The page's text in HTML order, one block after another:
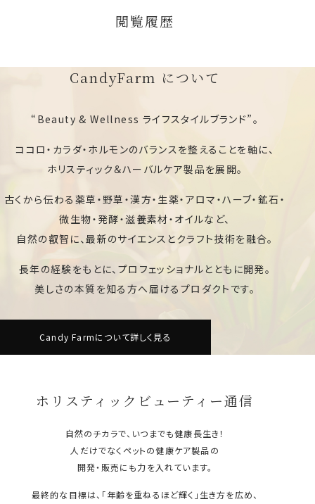
閲覧履歴
CandyFarm について
“Beauty & Wellness ライフスタイルブランド”。
ココロ・カラダ・ホルモンのバランスを整えることを軸に、
ホリスティック＆ハーバルケア製品を展開。
古くから伝わる薬草・野草・漢方・生薬・アロマ・ハーブ・鉱石・
微生物・発酵・滋養素材・オイルなど、
自然の叡智に、最新のサイエンスとクラフト技術を融合。
長年の経験をもとに、プロフェッショナルとともに開発。
美しさの本質を知る方へ届けるプロダクトです。
Candy Farmについて詳しく見る
ホリスティックビューティー通信
自然のチカラで、いつまでも健康長生き！
人だけでなくペットの健康ケア製品の
開発・販売にも力を入れています。
最終的な目標は、「年齢を重ねるほど輝く」生き方を広め、